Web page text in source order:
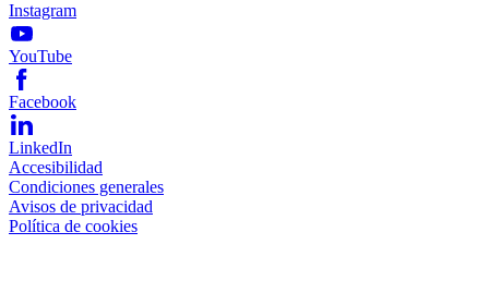
Instagram
YouTube
Facebook
LinkedIn
Accesibilidad
Condiciones generales
Avisos de privacidad
Política de cookies